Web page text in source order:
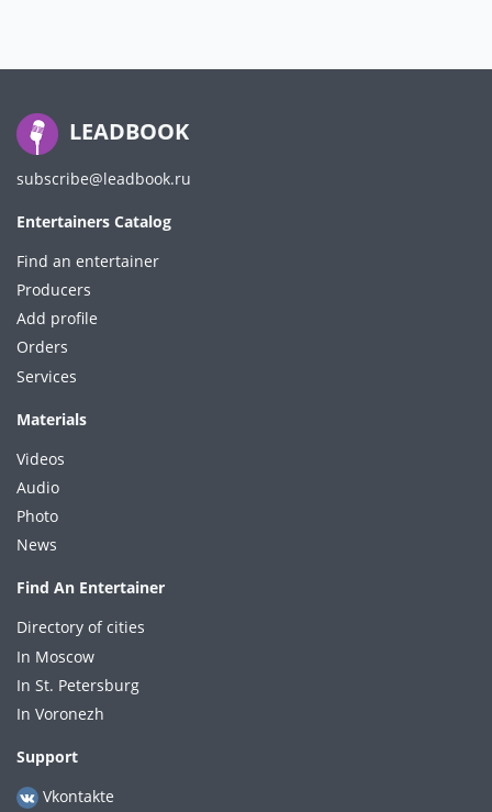
LEADBOOK
subscribe@leadbook.ru
Entertainers Catalog
Find an entertainer
Producers
Add profile
Orders
Services
Materials
Videos
Audio
Photo
News
Find An Entertainer
Directory of cities
In Moscow
In St. Petersburg
In Voronezh
Support
Vkontakte